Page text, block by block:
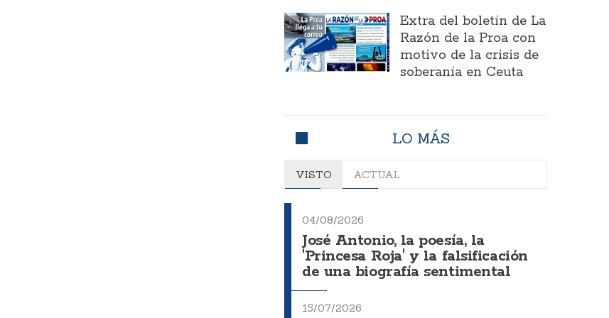
Extra del boletín de La
Razón de la Proa con
motivo de la crisis de
soberanía en Ceuta
LO MÁS
VISTO ACTUAL
04/08/2026
José Antonio, la poesía, la
'Princesa Roja' y la falsificación
de una biografía sentimental
15/07/2026